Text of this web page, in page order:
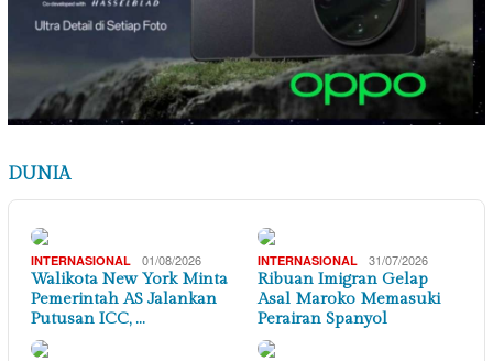
DUNIA
INTERNASIONAL 01/08/2026
Walikota New York Minta
Pemerintah AS Jalankan
Putusan ICC, …
INTERNASIONAL 31/07/2026
Ribuan Imigran Gelap
Asal Maroko Memasuki
Perairan Spanyol